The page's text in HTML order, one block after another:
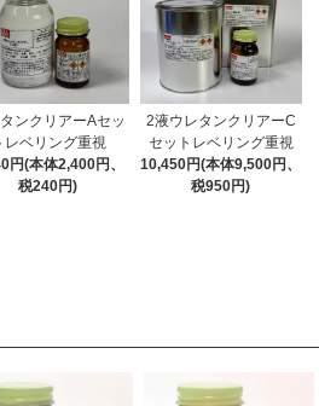
ンクリアーAセッ
レベリング重視
円(本体2,400円、
税240円)
2液ウレタンクリアーC
セットレベリング重視
10,450円(本体9,500円、
税950円)